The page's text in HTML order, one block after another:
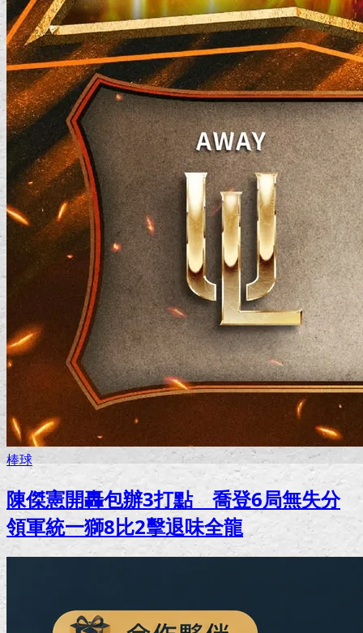
棒球
陳傑憲開轟包辦3打點 喬登6局無失分
領軍統一獅8比2擊退味全龍